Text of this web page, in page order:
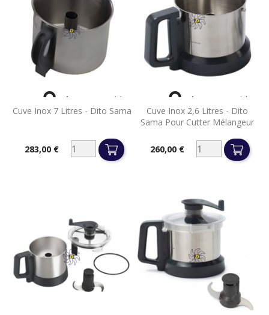
Cuve Inox 7 Litres - Dito Sama
Prix283,00 €
 Aperçu rapide
Cuve Inox 2,6 Litres - Dito
Sama Pour Cutter Mélangeur
Prix260,00 €
 Aperçu rapide